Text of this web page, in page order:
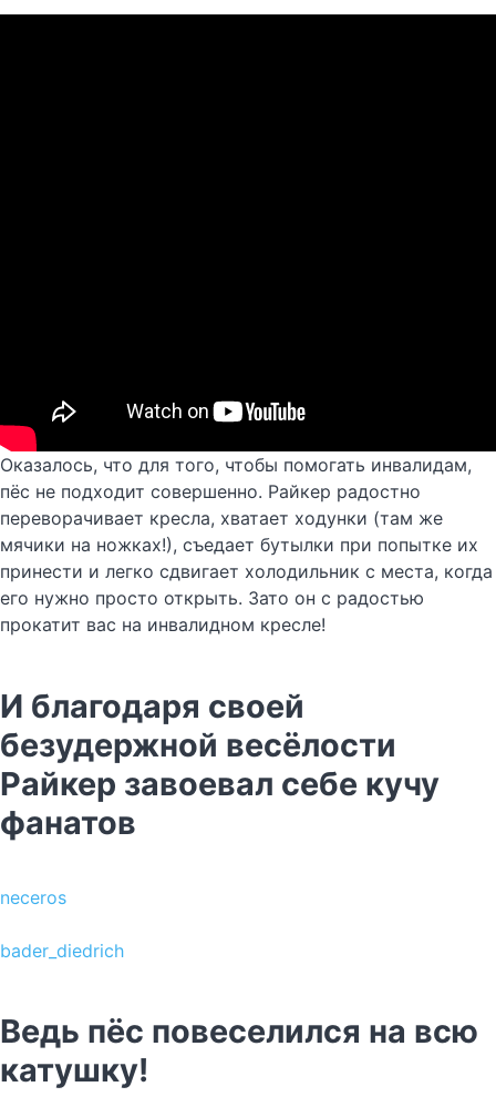
Оказалось, что для того, чтобы помогать инвалидам,
пёс не подходит совершенно. Райкер радостно
переворачивает кресла, хватает ходунки (там же
мячики на ножках!), съедает бутылки при попытке их
принести и легко сдвигает холодильник с места, когда
его нужно просто открыть. Зато он с радостью
прокатит вас на инвалидном кресле!
И благодаря своей
безудержной весёлости
Райкер завоевал себе кучу
фанатов
neceros
bader_diedrich
Ведь пёс повеселился на всю
катушку!